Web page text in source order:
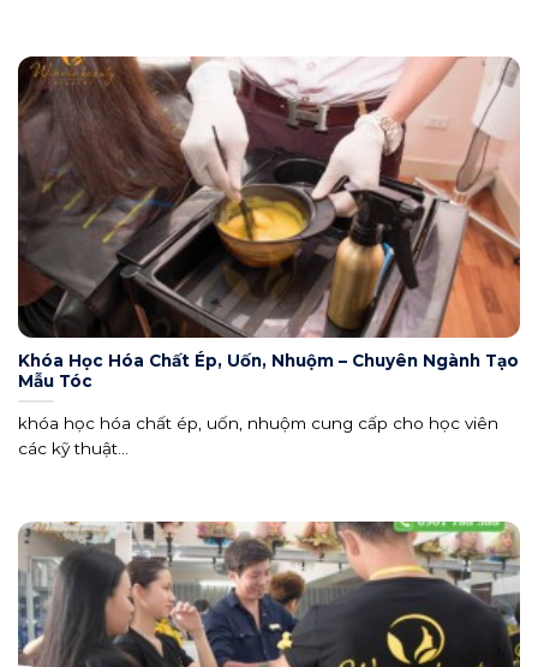
Khóa Học Hóa Chất Ép, Uốn, Nhuộm – Chuyên Ngành Tạo
Mẫu Tóc
khóa học hóa chất ép, uốn, nhuộm cung cấp cho học viên
các kỹ thuật...